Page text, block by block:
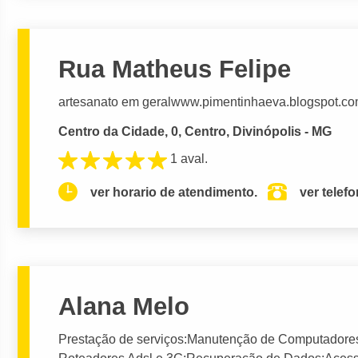
Rua Matheus Felipe
artesanato em
Centro da Cidade, 0, Centro, Divinópolis - MG
1 aval.
ver horario de atendimento. ver
Alana Melo
Prestação de serviços:Manutenção de